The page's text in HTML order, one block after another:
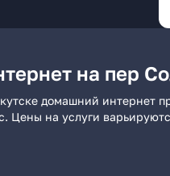
на пер
домашний интернет
Цены на услуги